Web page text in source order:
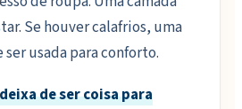
Se houver calafrios, uma
usada para conforto.
de ser coisa para